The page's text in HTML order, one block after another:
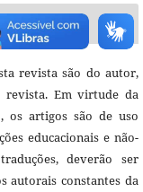
revista são do autor,
Em virtude da
os artigos são de uso
educacionais e não-
deverão ser
autorais constantes da